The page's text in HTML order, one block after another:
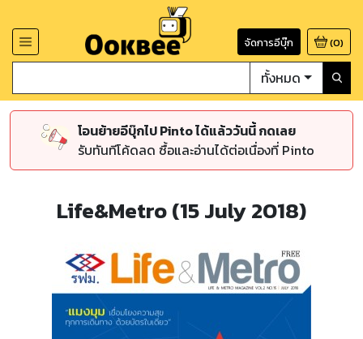
จัดการอีบุ๊ก (0)
ทั้งหมด
โอนย้ายอีบุ๊กไป Pinto ได้แล้ววันนี้ กดเลย
รับทันทีโค้ดลด ซื้อและอ่านได้ต่อเนื่องที่ Pinto
Life&Metro (15 July 2018)